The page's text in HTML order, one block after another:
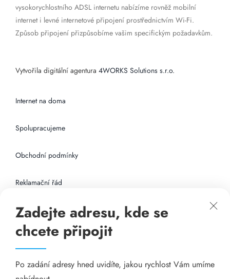
vysokorychlostního ADSL internetu nabízíme rovněž mobilní
internet i levné internetové připojení prostřednictvím Wi-Fi.
Způsob připojení přizpůsobíme vašim specifickým požadavkům.
Vytvořila digitální agentura 4WORKS Solutions s.r.o.
Internet na doma
Spolupracujeme
Obchodní podmínky
Reklamační řád
Připojení k internetu
Odkazy
Katalog A-seznam.cz
Zadejte adresu, kde se
chcete připojit
Po zadání adresy hned uvidíte, jakou rychlost Vám umíme